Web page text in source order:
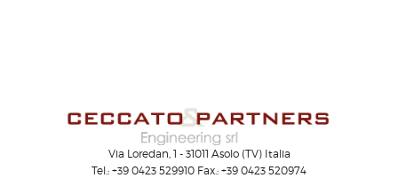
Via Loredan, 1 - 31011 Asolo (TV) Italia
Tel.: +39 0423 529910 Fax.: +39 0423 520974